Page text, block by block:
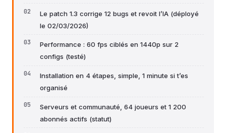
Le patch 1.3 corrige 12 bugs et revoit l’IA (déployé
le 02/03/2026)
Performance : 60 fps ciblés en 1440p sur 2
configs (testé)
Installation en 4 étapes, simple, 1 minute si t’es
organisé
Serveurs et communauté, 64 joueurs et 1 200
abonnés actifs (statut)